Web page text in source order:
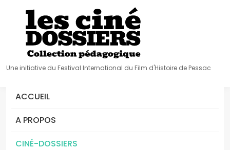
Une initiative du Festival International du Film d'Histoire de Pessac
ACCUEIL
A PROPOS
CINÉ-DOSSIERS